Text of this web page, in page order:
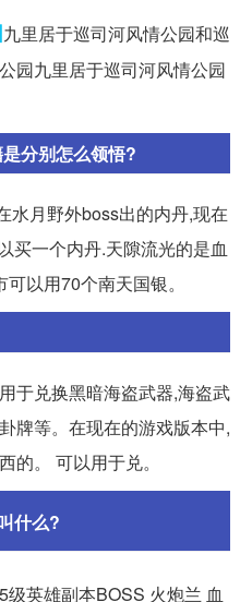
九里居于巡司河风情公园和巡
园九里居于巡司河风情公园
分别怎么领悟?
水月野外boss出的内丹,现在
买一个内丹.天隙流光的是血
以用70个南天国银。
于兑换黑暗海盗武器,海盗武
牌等。在现在的游戏版本中,
的。 可以用于兑。
什么?
级英雄副本BOSS 火炮兰 血